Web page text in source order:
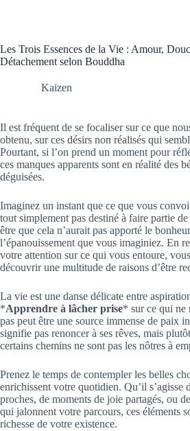
Les Trois Essences de la Vie : Amour,
Détachement selon Bouddha
Kaizen
Il est fréquent de se focaliser sur ce que
obtenu, sur ces désirs non réalisés qui
Pourtant, si l’on prend un moment pour
ces manques apparents sont en réalité des
déguisées.
Imaginez un instant que ce que vous
tout simplement pas destiné à faire partie
être que cela n’aurait pas apporté le
l’épanouissement que vous imaginiez. En
votre attention sur ce qui vous entoure,
découvrir une multitude de raisons d’être
La vie est une danse délicate entre
*Apprendre à lâcher prise* sur ce qui ne
pas peut être une source immense de paix
signifie pas renoncer à ses rêves, mais
certains chemins ne sont pas les nôtres à
Prenez le temps de contempler les belles
enrichissent votre quotidien. Qu’il s’agisse
proches, de moments de joie partagés, ou
qui jalonnent votre parcours, ces éléments
richesse de votre existence.